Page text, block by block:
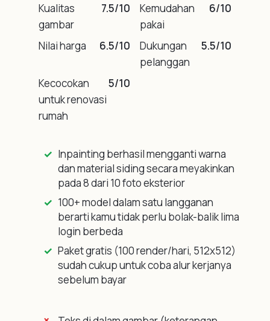
Kualitas
gambar
7.5/10
Kemudahan
pakai
6/10
Nilai harga 6.5/10
Dukungan
pelanggan
5.5/10
Kecocokan
untuk renovasi
rumah
5/10
Inpainting berhasil mengganti warna
dan material siding secara meyakinkan
pada 8 dari 10 foto eksterior
100+ model dalam satu langganan
berarti kamu tidak perlu bolak-balik lima
login berbeda
Paket gratis (100 render/hari, 512x512)
sudah cukup untuk coba alur kerjanya
sebelum bayar